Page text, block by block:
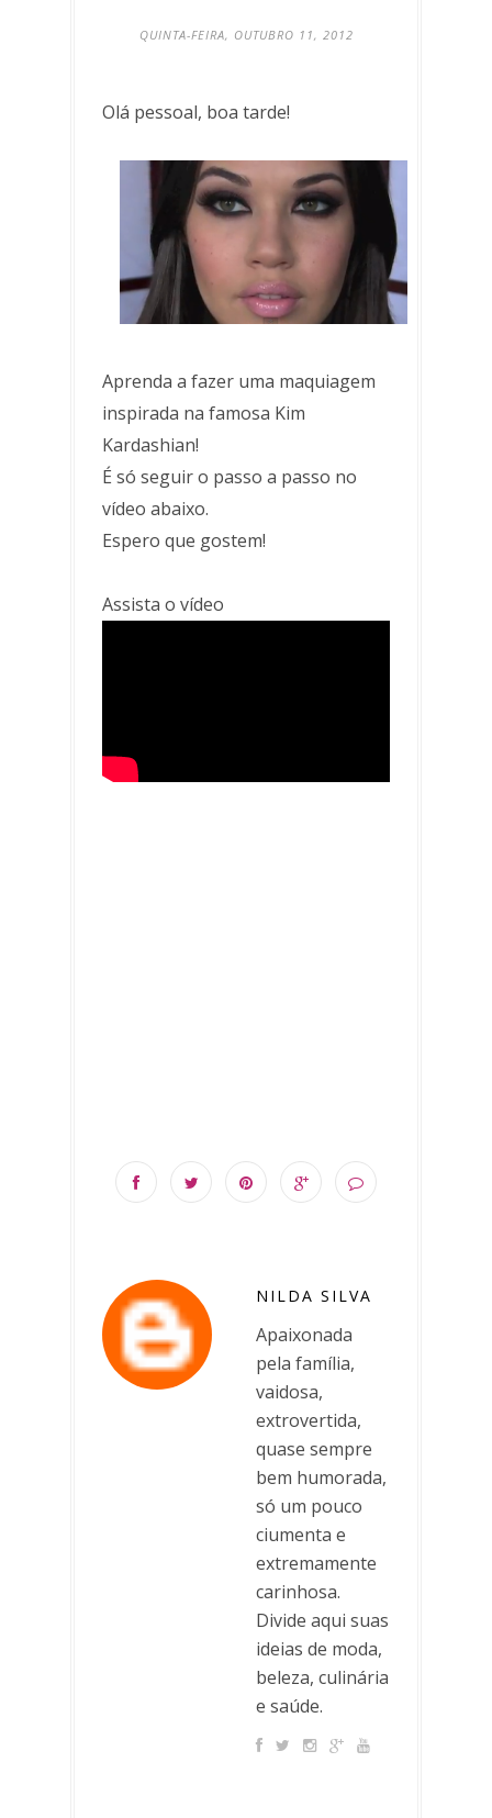
QUINTA-FEIRA, OUTUBRO 11, 2012
Olá pessoal, boa tarde!
Aprenda a fazer uma maquiagem
inspirada na famosa Kim
Kardashian!
É só seguir o passo a passo no
vídeo abaixo.
Espero que gostem!
Assista o vídeo
NILDA SILVA
Apaixonada
pela família,
vaidosa,
extrovertida,
quase sempre
bem humorada,
só um pouco
ciumenta e
extremamente
carinhosa.
Divide aqui suas
ideias de moda,
beleza, culinária
e saúde.